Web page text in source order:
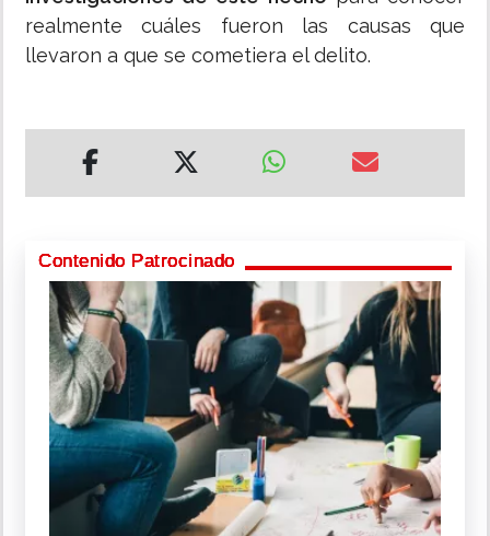
realmente cuáles fueron las causas que
llevaron a que se cometiera el delito.
Contenido Patrocinado